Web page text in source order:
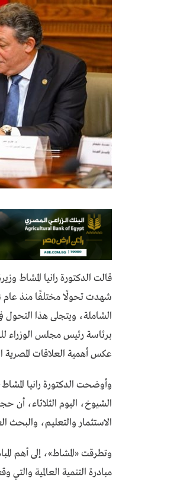
قالت الدكتورة رانيا المشاط
الشاملة، ويتجلى هذا التحول
برئاسة رئيس مجلس الوزراء
عكس أهمية العلاقات المصرية
وأوضحت الدكتورة رانيا
الاستثمار والتعليم، والبحث
وتطرقت «المشاط»، إلى أهم
مبادرة التنمية العالمية